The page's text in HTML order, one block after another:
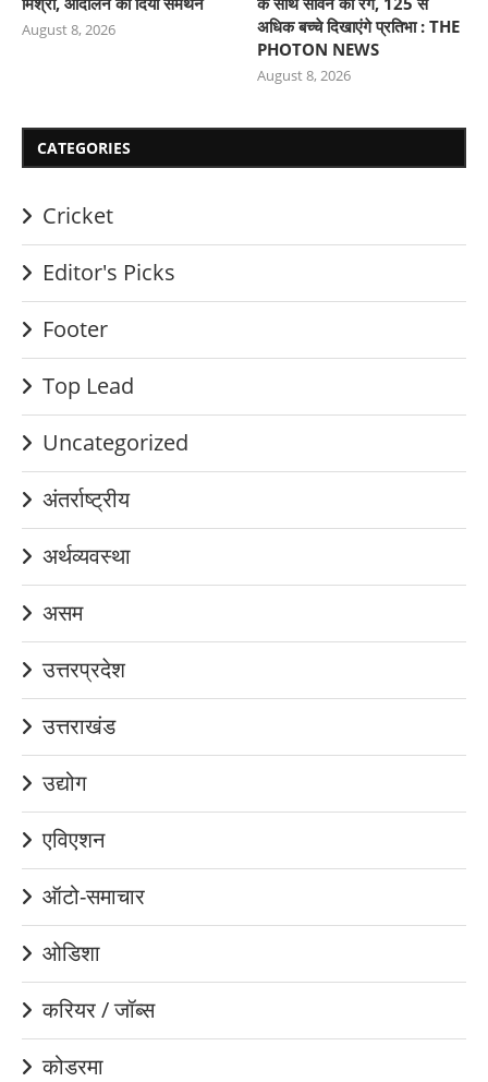
August 8, 2026
अधिक बच्चे दिखाएंगे प्रतिभा : THE
PHOTON NEWS
August 8, 2026
CATEGORIES
Cricket
Editor's Picks
Footer
Top Lead
Uncategorized
अंतर्राष्ट्रीय
अर्थव्यवस्था
असम
उत्तरप्रदेश
उत्तराखंड
उद्योग
एविएशन
ऑटो-समाचार
ओडिशा
करियर / जॉब्स
कोडरमा